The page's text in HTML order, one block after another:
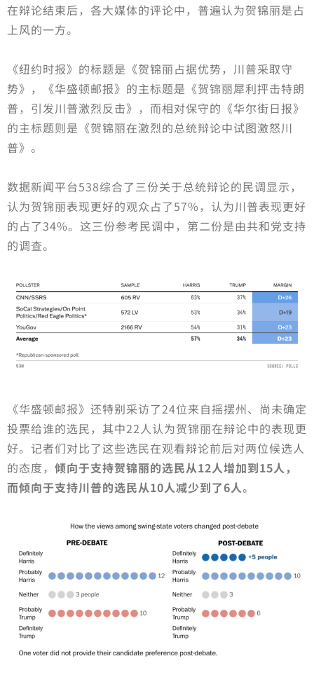
在辩论结束后，各大媒体的评论中，普遍认为贺锦丽是占
上风的一方。
《纽约时报》的标题是《贺锦丽占据优势，川普采取守
势》，《华盛顿邮报》的主标题是《贺锦丽犀利抨击特朗
普，引发川普激烈反击》，而相对保守的《华尔街日报》
的主标题则是《贺锦丽在激烈的总统辩论中试图激怒川
普》。
数据新闻平台538综合了三份关于总统辩论的民调显示，
认为贺锦丽表现更好的观众占了57%，认为川普表现更好
的占了34%。这三份参考民调中，第二份是由共和党支持
的调查。
《华盛顿邮报》还特别采访了24位来自摇摆州、尚未确定
投票给谁的选民，其中22人认为贺锦丽在辩论中的表现更
好。记者们对比了这些选民在观看辩论前后对两位候选人
的态度， 倾向于支持贺锦丽的选民从12人增加到15人，
而倾向于支持川普的选民从10人减少到了6人。